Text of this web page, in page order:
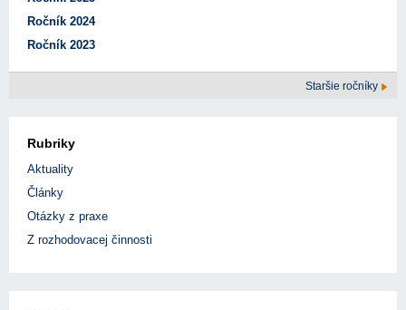
Ročník 2024
Ročník 2023
Staršie ročníky
Rubriky
Aktuality
Články
Otázky z praxe
Z rozhodovacej činnosti